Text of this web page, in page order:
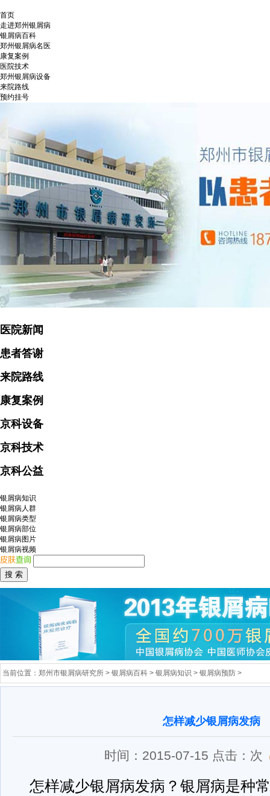
首页
走进郑州银屑病
银屑病百科
郑州银屑病名医
康复案例
医院技术
郑州银屑病设备
来院路线
预约挂号
医院新闻
患者答谢
来院路线
康复案例
京科设备
京科技术
京科公益
银屑病知识
银屑病人群
银屑病类型
银屑病部位
银屑病图片
银屑病视频
当前位置： 郑州市银屑病研究所 > 银屑病百科 > 银屑病知识 > 银屑病预防 >
怎样减少银屑病发病
时间：2015-07-15 点击： 次
怎样减少银屑病发病？银屑病是种